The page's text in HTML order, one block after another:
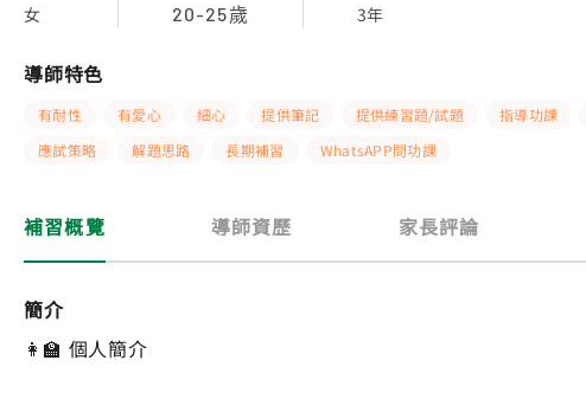
女 20-25歲 3年
導師特色
有耐性 有愛心 細心 提供筆記 提供練習題/試題 指導功課
應試策略
解題思路 長期補習 WhatsAPP問功課
補習概覽 導師資歷 家長評論
簡介
👩‍🏫 個人簡介